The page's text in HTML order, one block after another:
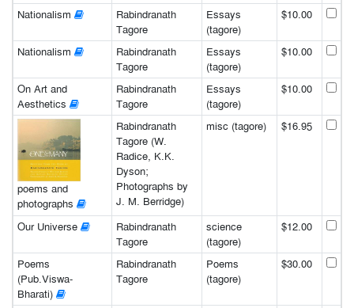
Nationalism
Rabindranath
Tagore
Essays
(tagore)
$10.00
Nationalism
Rabindranath
Tagore
Essays
(tagore)
$10.00
On Art and
Aesthetics
Rabindranath
Tagore
Essays
(tagore)
$10.00
poems and
photographs
Rabindranath
Tagore (W.
Radice, K.K.
Dyson;
Photographs by
J. M. Berridge)
misc (tagore) $16.95
Our Universe
Rabindranath
Tagore
science
(tagore)
$12.00
Poems
(Pub.Viswa-
Bharati)
Rabindranath
Tagore
Poems
(tagore)
$30.00